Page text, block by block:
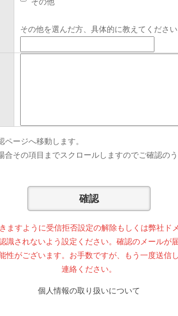
その他
その他を選んだ方、具体的に教えてください
ージへ移動します。
合その項目までスクロールしますのでご確認の
ますように受信拒否設定の解除もしくは弊社ド
識されないよう設定ください。確認のメールが
性がございます。お手数ですが、もう一度送信
連絡ください。
個人情報の取り扱いについて